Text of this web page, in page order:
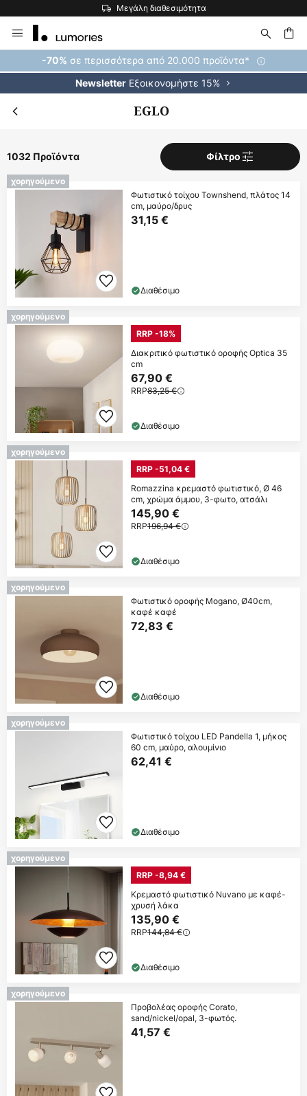
Η μεγαλύτερη επιλογή εμπορικών σημάτων στην Ευρώπη
Μετάβαση
στο
περιεχόμενο
-70% σε περισσότερα από 20.000 προϊόντα*
Newsletter Εξοικονομήστε 15%
EGLO
1032 Προϊόντα Φίλτρο
χορηγούμενο
Φωτιστικό τοίχου Townshend, πλάτος 14
cm, μαύρο/δρυς
31,15 €
Διαθέσιμο
χορηγούμενο
RRP -18%
Διακριτικό φωτιστικό οροφής Optica 35
cm
67,90 €
RRP83,25 €
Διαθέσιμο
χορηγούμενο
RRP -51,04 €
Romazzina κρεμαστό φωτιστικό, Ø 46
cm, χρώμα άμμου, 3-φωτο, ατσάλι
145,90 €
RRP196,94 €
Διαθέσιμο
χορηγούμενο
Φωτιστικό οροφής Mogano, Ø40cm,
καφέ καφέ
72,83 €
Διαθέσιμο
χορηγούμενο
Φωτιστικό τοίχου LED Pandella 1, μήκος
60 cm, μαύρο, αλουμίνιο
62,41 €
Διαθέσιμο
χορηγούμενο
RRP -8,94 €
Κρεμαστό φωτιστικό Nuvano με καφέ-
χρυσή λάκα
135,90 €
RRP144,84 €
Διαθέσιμο
χορηγούμενο
Προβολέας οροφής Corato,
sand/nickel/opal, 3-φωτός.
41,57 €